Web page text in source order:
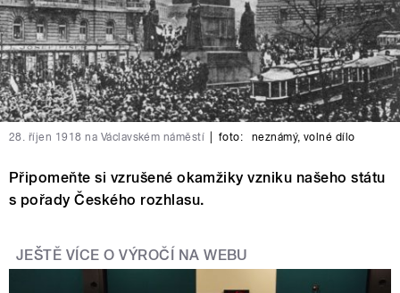
28. říjen 1918 na Václavském náměstí foto: neznámý, volné dílo
Připomeňte si vzrušené okamžiky vzniku našeho státu
s pořady Českého rozhlasu.
JEŠTĚ VÍCE O VÝROČÍ NA WEBU